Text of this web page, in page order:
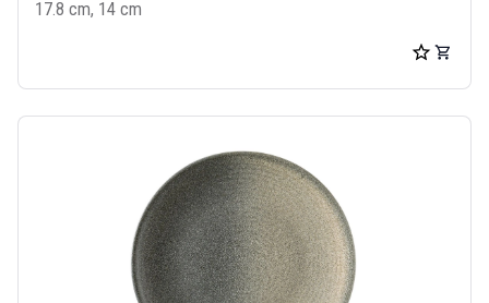
17.8 cm, 14 cm